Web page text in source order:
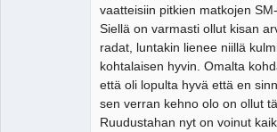
vaatteisiin pitkien matkojen
Siellä on varmasti ollut kisan
radat, luntakin lienee niillä
kohtalaisen hyvin. Omalta
että oli lopulta hyvä että en
sen verran kehno olo on ollut
Ruudustahan nyt on voinut